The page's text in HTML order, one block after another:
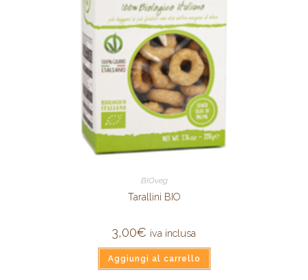
BIOveg
Tarallini BIO
3,00€ iva inclusa
Aggiungi al carrello